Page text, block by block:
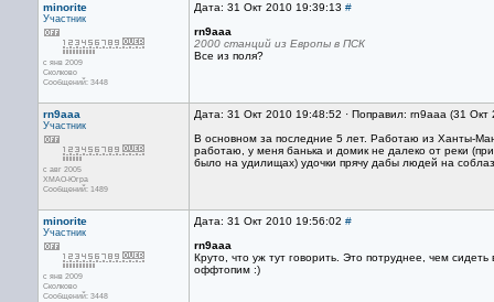
minorite
Участник
с янв 2009
Сколково
Сообщений: 3448
Дата: 31 Окт 2010 19:39:13 #
rn9aaa
2000 станций из Европы в ПСК
Все из поля?
rn9aaa
Участник
с авг 2005
ХМАО-Югра
Сообщений: 1489
Дата: 31 Окт 2010 19:48:52 · Поправил: rn9aaa (31
В основном за последние 5 лет. Работаю из Ханты-
работаю, у меня банька и домик не далеко от реки
было на удилищах) удочки прячу дабы людей на
minorite
Участник
с янв 2009
Сколково
Сообщений: 3448
Дата: 31 Окт 2010 19:56:02 #
rn9aaa
Круто, что уж тут говорить. Это потруднее, чем
оффтопим :)